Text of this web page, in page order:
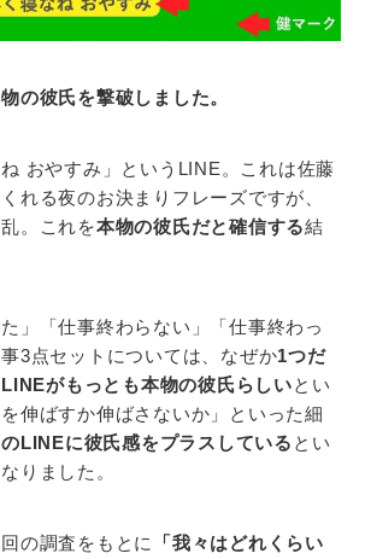
の彼氏を撃破しました。
おやすみ」というLINE。これは佐藤
れる夜のお決まりフレーズですが、
。これを本物の彼氏だと確信する結
」「仕事終わらない」「仕事終わっ
3点セットについては、なぜか1つだ
がもっとも本物の彼氏らしいとい
伸ばすか伸ばさないか」といった細
LINEに彼氏感をプラスしている とい
りました。
の調査をもとに
「我々はどれくらい